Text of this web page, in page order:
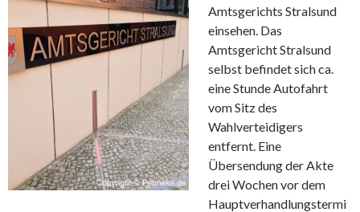
Amtsgerichts Stralsund
einsehen. Das
Amtsgericht Stralsund
selbst befindet sich ca.
eine Stunde Autofahrt
vom Sitz des
Wahlverteidigers
entfernt. Eine
Übersendung der Akte
drei Wochen vor dem
Hauptverhandlungstermi